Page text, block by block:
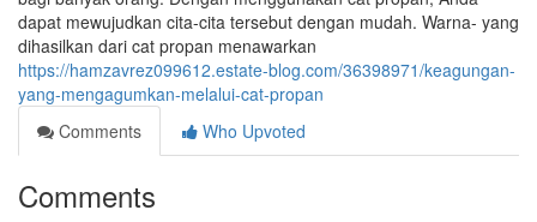
dapat mewujudkan cita-cita tersebut dengan mudah. Warna- yang
dihasilkan dari cat propan menawarkan
https://hamzavrez099612.estate-blog.com/36398971/keagungan-
yang-mengagumkan-melalui-cat-propan
Comments
Who Upvoted
Comments